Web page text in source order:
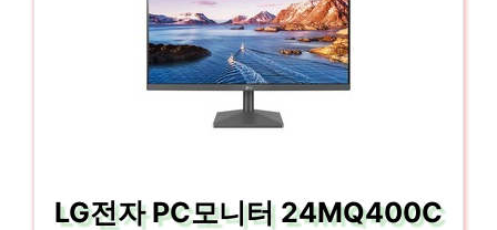
LG전자 PC모니터 24MQ400C